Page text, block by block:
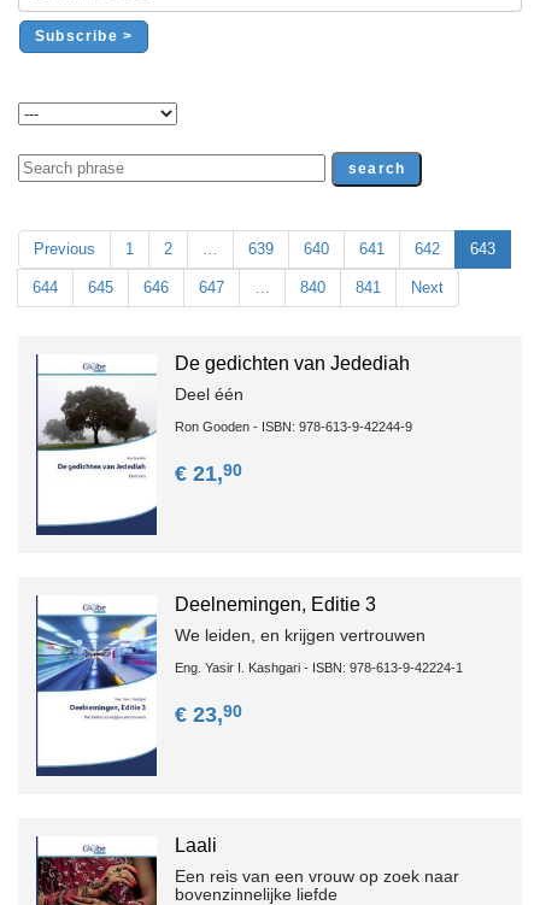
Previous 1 2 639 640 641 642 643
644 645 646 647 840 841 Next
De gedichten van Jedediah
Deel één
Ron Gooden - ISBN: 978-613-9-42244-9
€ 21,90
Deelnemingen, Editie 3
We leiden, en krijgen vertrouwen
Eng. Yasir I. Kashgari - ISBN: 978-613-9-42224-1
€ 23,90
Laali
Een reis van een vrouw op zoek naar
bovenzinnelijke liefde